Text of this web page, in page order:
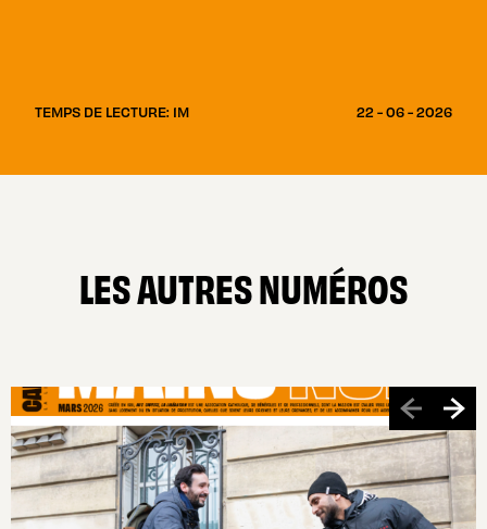
TEMPS DE LECTURE: 1M 22 - 06 - 2026
LES AUTRES NUMÉROS